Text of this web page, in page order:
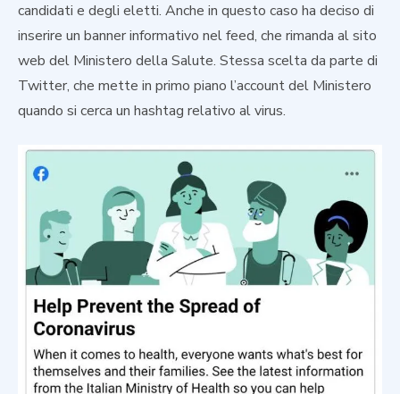
candidati e degli eletti. Anche in questo caso ha deciso di
inserire un banner informativo nel feed, che rimanda al sito
web del Ministero della Salute. Stessa scelta da parte di
Twitter, che mette in primo piano l’account del Ministero
quando si cerca un hashtag relativo al virus.